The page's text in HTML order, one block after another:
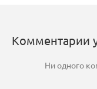
Комментарии
Ни одного